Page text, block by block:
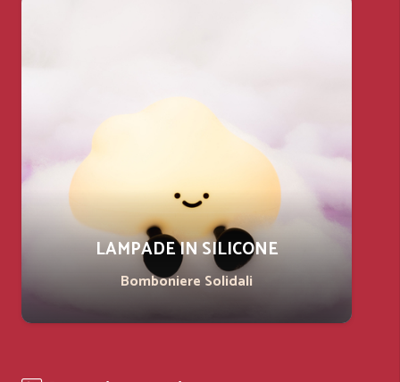
LAMPADE IN SILICONE
Bomboniere Solidali